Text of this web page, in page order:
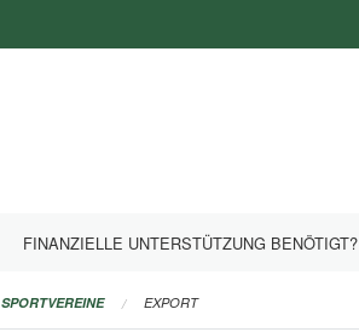
FINANZIELLE UNTERSTÜTZUNG BENÖTIGT?
SPORTVEREINE EXPORT